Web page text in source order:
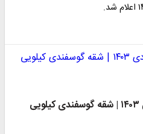
قیمت گوشت قرمز امروز ۲۶ دی ۱۴۰۳ | شقه گوسفندی کیلویی